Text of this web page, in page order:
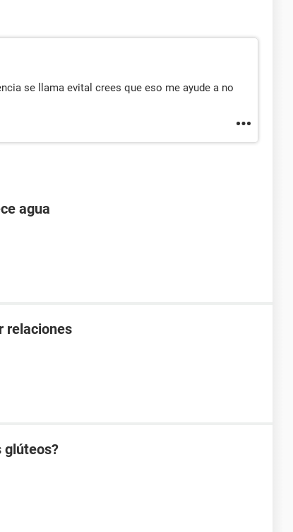
se llama evital crees que eso me ayude a no
agua
relaciones
glúteos?